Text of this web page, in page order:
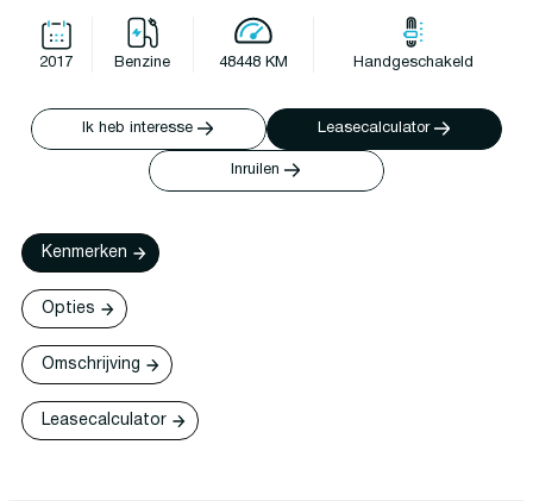
2017 Benzine 48448 KM Handgeschakeld
Ik heb interesse Leasecalculator
Inruilen
Kenmerken
Opties
Omschrijving
Leasecalculator